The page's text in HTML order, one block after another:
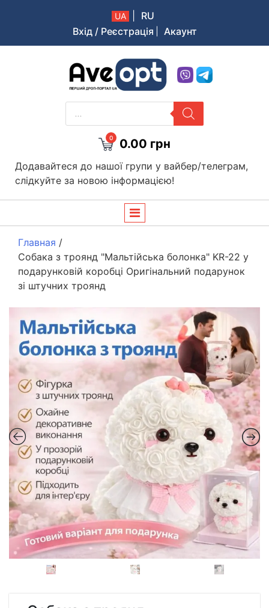
UA
RU
Вхід / Реєстрація
Акаунт
Aveopt – оптова дропшипінг платформа в Україні
PRODUCTS
SEARCH
0 0.00 грн
Додавайтеся до нашої групи у вайбер/телеграм,
слідкуйте за новою інформацією!
Главная /
Собака з троянд "Мальтійська болонка" KR-22 у
подарунковій коробці Оригінальний подарунок
зі штучних троянд